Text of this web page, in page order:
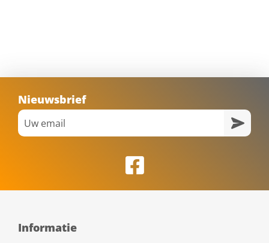
Nieuwsbrief
Informatie